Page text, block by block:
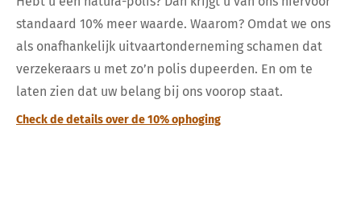
standaard 10% meer waarde. Waarom? Omdat we ons
als onafhankelijk uitvaartonderneming schamen dat
verzekeraars u met zo’n polis dupeerden. En om te
laten zien dat uw belang bij ons voorop staat.
Check de details over de 10% ophoging